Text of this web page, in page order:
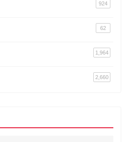
924
62
1,964
2,660